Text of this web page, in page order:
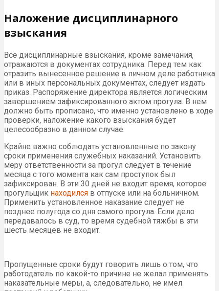
Наложение дисциплинарного
взыскания
Все дисциплинарные взыскания, кроме замечания,
отражаются в документах сотрудника. Перед тем как
отразить вынесенное решение в личном деле работника
или в иных персональных документах, следует издать
приказ. Распоряжение директора является логическим
завершением зафиксированного актом прогула. В нем
должно быть прописано, что именно установлено в ходе
проверки, наложение какого взыскания будет
целесообразно в данном случае.
Крайне важно соблюдать установленные по закону
сроки применения служебных наказаний. Установить
меру ответственности за прогул следует в течение
месяца с того момента как сам проступок был
зафиксирован. В эти 30 дней не входит время, которое
прогульщик находился в отпуске или на больничном.
Применить установленное наказание следует не
позднее полугода со дня самого прогула. Если дело
передавалось в суд, то время судебной тяжбы в эти
шесть месяцев не входит.
Пропущенные сроки будут говорить лишь о том, что
работодатель по какой-то причине не желал применять
наказательные меры, а, следовательно, не имел